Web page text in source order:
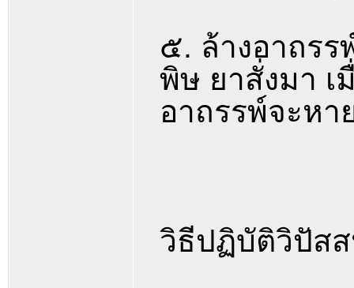
๕. ล้างอาถร
พิษ ยาสั่งมา
อาถรรพ์จะหา
วิธีปฏิบัติวิปัส